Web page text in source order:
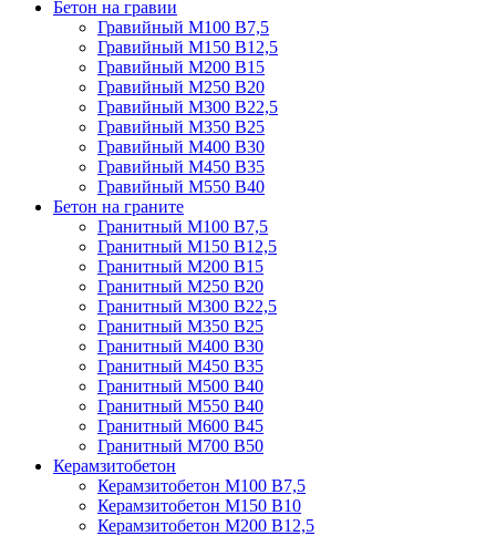
Бетон на гравии
Гравийный М100 В7,5
Гравийный М150 В12,5
Гравийный М200 В15
Гравийный М250 В20
Гравийный М300 В22,5
Гравийный М350 В25
Гравийный М400 В30
Гравийный М450 В35
Гравийный М550 В40
Бетон на граните
Гранитный М100 В7,5
Гранитный М150 В12,5
Гранитный М200 В15
Гранитный М250 В20
Гранитный М300 В22,5
Гранитный М350 В25
Гранитный М400 В30
Гранитный М450 В35
Гранитный М500 В40
Гранитный М550 В40
Гранитный М600 В45
Гранитный М700 В50
Керамзитобетон
Керамзитобетон М100 В7,5
Керамзитобетон М150 В10
Керамзитобетон М200 В12,5